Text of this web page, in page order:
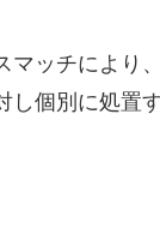
マッチにより
し個別に処置